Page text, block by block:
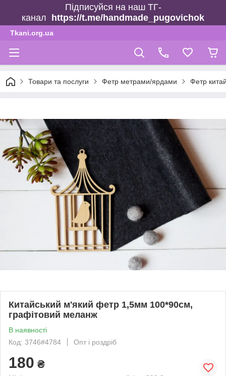
Підписуйся на наш ТГ-
канал
https://t.me/handmade_pugovichok
Tkani.org.ua
Товари та послуги Фетр метрами/ярдами Фетр
Китайський м'який фетр 1,5мм 100*90см,
графітовий меланж
В наявності
Код: 3746#4784
Опт і роздріб
180 ₴